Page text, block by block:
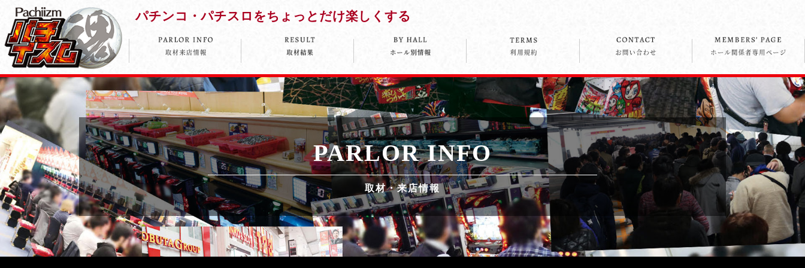
パチンコ・パチスロをちょっとだけ楽しくする
PARLOR INFO
取材・来店情報